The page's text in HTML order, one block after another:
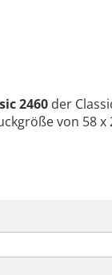
2460 der
von 58 x